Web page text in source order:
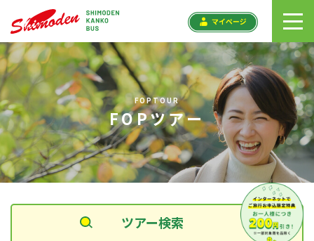
FOPTOUR
FOPツアー
ツアー検索